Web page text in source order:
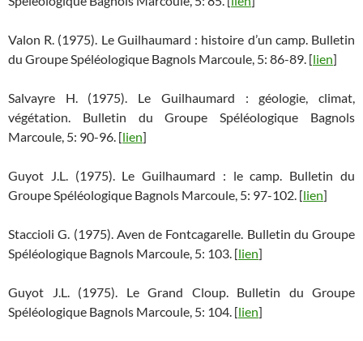
Valon R. (1975). Le Guilhaumard : histoire d’un camp. Bulletin
du Groupe Spéléologique Bagnols Marcoule, 5: 86-89. [lien]
Salvayre H. (1975). Le Guilhaumard : géologie, climat,
végétation. Bulletin du Groupe Spéléologique Bagnols
Marcoule, 5: 90-96. [lien]
Guyot J.L. (1975). Le Guilhaumard : le camp. Bulletin du
Groupe Spéléologique Bagnols Marcoule, 5: 97-102. [lien]
Staccioli G. (1975). Aven de Fontcagarelle. Bulletin du Groupe
Spéléologique Bagnols Marcoule, 5: 103. [lien]
Guyot J.L. (1975). Le Grand Cloup. Bulletin du Groupe
Spéléologique Bagnols Marcoule, 5: 104. [lien]